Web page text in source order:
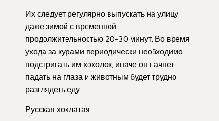
Их следует регулярно выпускать на улицу
даже зимой с временной
продолжительностью 20-30 минут. Во время
ухода за курами периодически необходимо
подстригать им хохолок, иначе он начнет
падать на глаза и животным будет трудно
разглядеть еду.
Русская хохлатая